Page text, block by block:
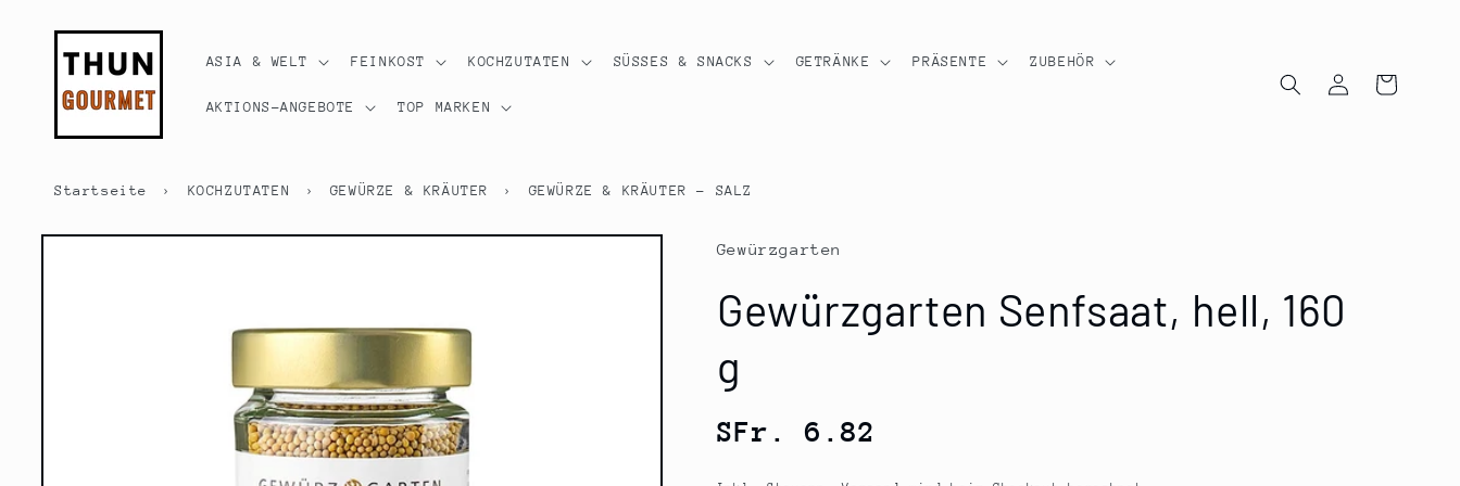
ASIA & WELT FEINKOST KOCHZUTATEN SÜSSES & SNACKS GETRÄNKE PRÄSENTE ZUBEHÖR
AKTIONS-ANGEBOTE TOP MARKEN
EinloggenWarenkorb
Startseite › KOCHZUTATEN › GEWÜRZE & KRÄUTER › GEWÜRZE & KRÄUTER - SALZ
Gewürzgarten
Gewürzgarten Senfsaat, hell, 160
g
Normaler
SFr. 6.82